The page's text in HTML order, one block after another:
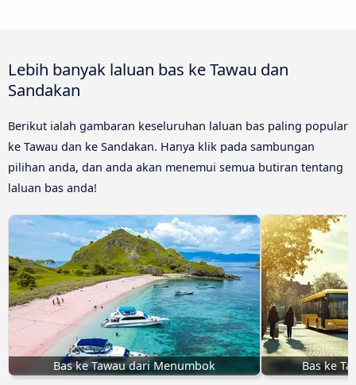
Lebih banyak laluan bas ke Tawau dan
Sandakan
Berikut ialah gambaran keseluruhan laluan bas paling popular
ke Tawau dan ke Sandakan. Hanya klik pada sambungan
pilihan anda, dan anda akan menemui semua butiran tentang
laluan bas anda!
Bas ke Tawau dari Menumbok Bas ke